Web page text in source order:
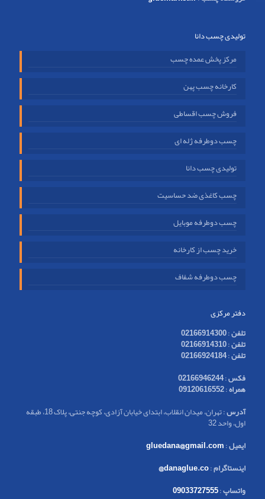
تولیدی چسب دانا
مرکز پخش عمده چسب
کارخانه چسب پهن
فروش چسب اقساطی
چسب دوطرفه ژله ای
تولیدی چسب دانا
چسب کاغذی ضد حساسیت
چسب دوطرفه موبایل
خرید چسب از کارخانه
چسب دوطرفه شفاف
دفتر مرکزی
تلفن:
02166914300
تلفن:
02166914310
تلفن:
02166924184
فکس:
02166946244
همراه:
09120616552
آدرس
: تهران، میدان انقلاب، ابتدای خیابان آزادی، کوچه جنتی، پلاک 18، طبقه
اول، واحد 32
ایمیل:
gluedana@gmail.com
اینستاگرام:
danaglue.co@
واتساپ:
09033727555